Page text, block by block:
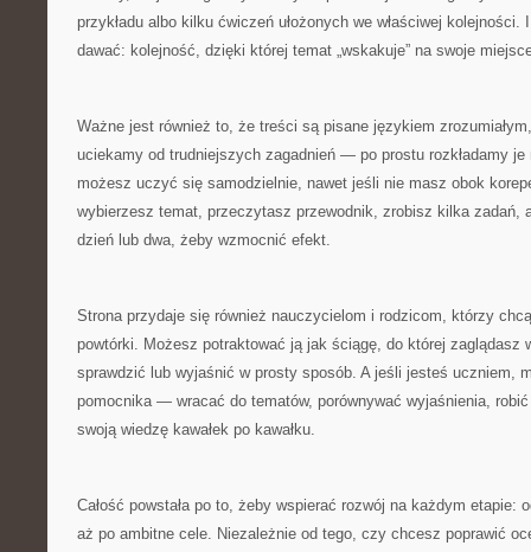
przykładu albo kilku ćwiczeń ułożonych we właściwej kolejności.
dawać: kolejność, dzięki której temat „wskakuje” na swoje
Ważne jest również to, że treści są pisane językiem
uciekamy od trudniejszych zagadnień — po prostu rozkładamy
możesz uczyć się samodzielnie, nawet jeśli nie masz obok
wybierzesz temat, przeczytasz przewodnik, zrobisz kilka zadań,
dzień lub dwa, żeby wzmocnić efekt.
Strona przydaje się również nauczycielom i rodzicom, którzy
powtórki. Możesz potraktować ją jak ściągę, do której zaglądasz
sprawdzić lub wyjaśnić w prosty sposób. A jeśli jesteś uczniem,
pomocnika — wracać do tematów, porównywać wyjaśnienia, robić
swoją wiedzę kawałek po kawałku.
Całość powstała po to, żeby wspierać rozwój na każdym etapie:
aż po ambitne cele. Niezależnie od tego, czy chcesz poprawić